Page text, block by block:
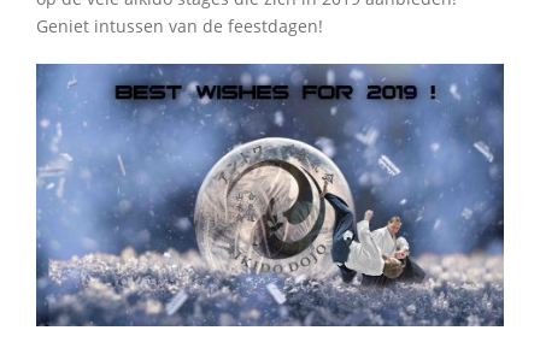
Geniet intussen van de feestdagen!